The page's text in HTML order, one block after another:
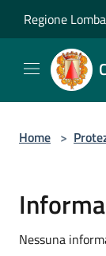
Regione
Home >
Nessuna